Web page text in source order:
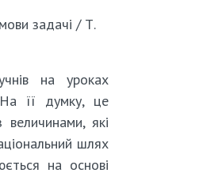
задачі / Т.
на уроках
На її думку, це
які
шлях
на основі